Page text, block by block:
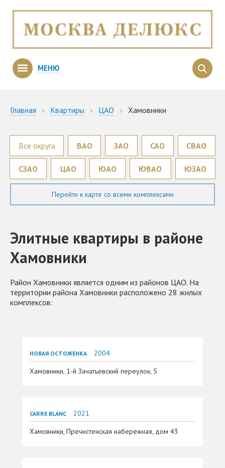
МЕНЮ
Главная Квартиры ЦАО Хамовники
Все округа ВАО ЗАО САО СВАО
СЗАО ЦАО ЮАО ЮВАО ЮЗАО
Перейти к карте со всеми комплексами
Элитные квартиры в районе
Хамовники
Район Хамовники является одним из районов ЦАО. На
территории района Хамовники расположено 28 жилых
комплексов:
НОВАЯ ОСТОЖЕНКА
2004
Хамовники, 1-й Зачатьевский переулок, 5
CARRE BLANC
2021
Хамовники, Пречистенская набережная, дом 43